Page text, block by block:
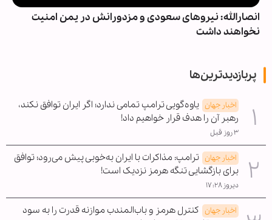
انصارالله: نیروهای سعودی و مزدورانش در یمن امنیت
نخواهند داشت
پربازدیدترین‌ها
اخبار جهان یاوه‌گویی ترامپ تمامی ندارد؛ اگر ایران توافق نکند،
رهبر آن را هدف قرار خواهیم داد!
۳ روز قبل
اخبار جهان ترامپ: مذاکرات با ایران به‌خوبی پیش می‌رود؛ توافق
برای بازگشایی تنگه هرمز نزدیک است!
دیروز ۱۷:۲۸
اخبار جهان کنترل هرمز و باب‌المندب موازنه قدرت را به سود